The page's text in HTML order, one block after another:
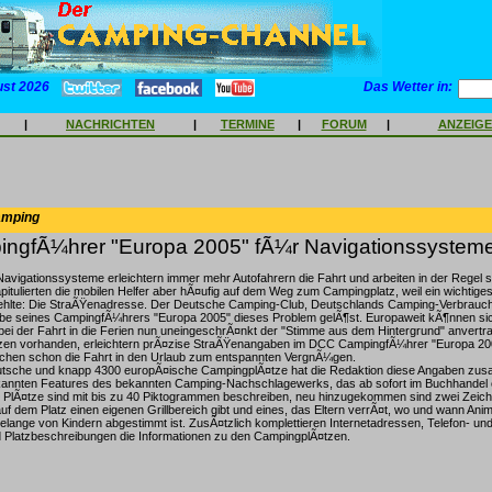
2026 Das Wetter in:
| NACHRICHTEN | TERMINE | FORUM |
"Europa 2005" fÃ¼r
erleichtern immer mehr Autofahrern die Fahrt und arbeiten in der Regel
die mobilen Helfer aber hÃ¤ufig auf dem Weg zum Campingplatz, weil ein
Die StraÃŸenadresse. Der Deutsche Camping-Club, Deutschlands Camping-
seines CampingfÃ¼hrers "Europa 2005" dieses Problem gelÃ¶st. Europaweit kÃ¶nnen
der Fahrt in die Ferien nun uneingeschrÃ¤nkt der "Stimme aus dem Hintergrund"
vorhanden, erleichtern prÃ¤zise StraÃŸenangaben im DCC CampingfÃ¼hrer "Europa
schon die Fahrt in den Urlaub zum entspannten VergnÃ¼gen.
und knapp 4300 europÃ¤ische CampingplÃ¤tze hat die Redaktion diese Angaben
Features des bekannten Camping-Nachschlagewerks, das ab sofort im Buchhandel
PlÃ¤tze sind mit bis zu 40 Piktogrammen beschreiben, neu hinzugekommen sind zwei
dem Platz einen eigenen Grillbereich gibt und eines, das Eltern verrÃ¤t, wo und wann
von Kindern abgestimmt ist. ZusÃ¤tzlich komplettieren Internetadressen, Telefon-
die Informationen zu den CampingplÃ¤tzen.